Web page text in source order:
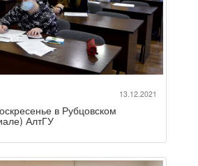
13.12.2021
в Рубцовском
АлтГУ